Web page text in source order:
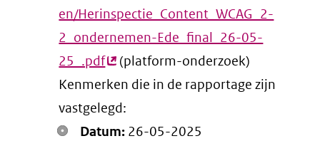
en/Herinspectie_Content_WCAG_2-
2_ondernemen-Ede_final_26-05-
25_.pdf(externe
link)
(platform-onderzoek)
Kenmerken die in de rapportage zijn
vastgelegd:
Datum: 26-05-2025